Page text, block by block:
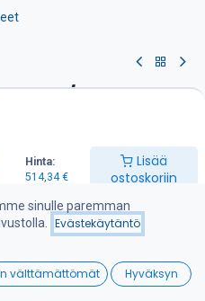
Hinta:
514,34€
Lisää
ostoskoriin
Wishlist
/ 2m
ISO4566 standardin
on ruostumaton hiottu
sisältävät myös kiilan ja
ostoskoriin
sinulle paremman
Evästekäytäntö
välttämättömät Hyväksyn